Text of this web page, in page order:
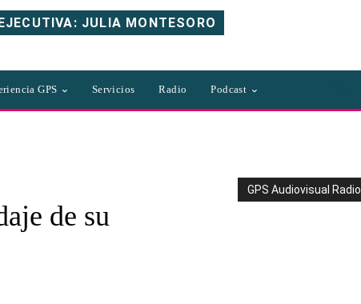
JULIA MONTESORO
GPS Servicios Radio Podcast
de su
GPS Audiovisual Radio